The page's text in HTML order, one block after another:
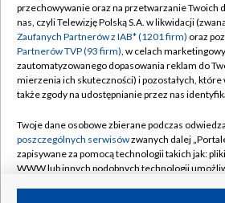
Abonament TVP
Emisja w TVP
Centrum informacji TVP
Naziemna Telewizja Cyfrowa
Rada Programowa
System NOS
Informacje o nadawcy
Regulamin
Polityka
Moje zgody
Pomoc
Kontakt
Kanały
przechowywanie oraz na przetwarzanie Twoich
nas, czyli Telewizję Polską S.A. w likwidacji
Zaufanych Partnerów z IAB* (1201 firm) oraz
Partnerów TVP (93 firm), w celach
zautomatyzowanego dopasowania reklam do
mierzenia ich skuteczności) i pozostałych, które
także zgody na udostępnianie przez nas
Twoje dane osobowe zbierane podczas
poszczególnych serwisówzwanych dalej
zapisywane za pomocą technologii takich jak:
WWW lub innych podobnych technologii